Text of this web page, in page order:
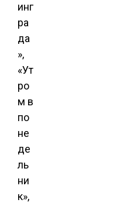
инг
ра
да
»,
«Ут
ро
м в
по
не
де
ль
ни
к»,